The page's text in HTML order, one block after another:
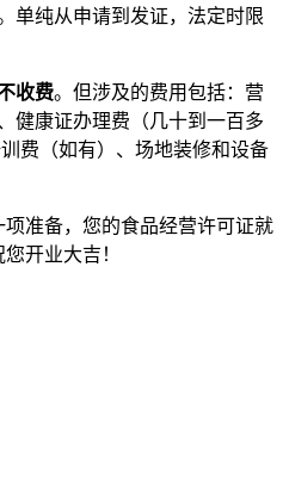
单纯从申请到发证，法定时限
收费。但涉及的费用包括：营
健康证办理费（几十到一百多
费（如有）、场地装修和设备
准备，您的食品经营许可证就
开业大吉！